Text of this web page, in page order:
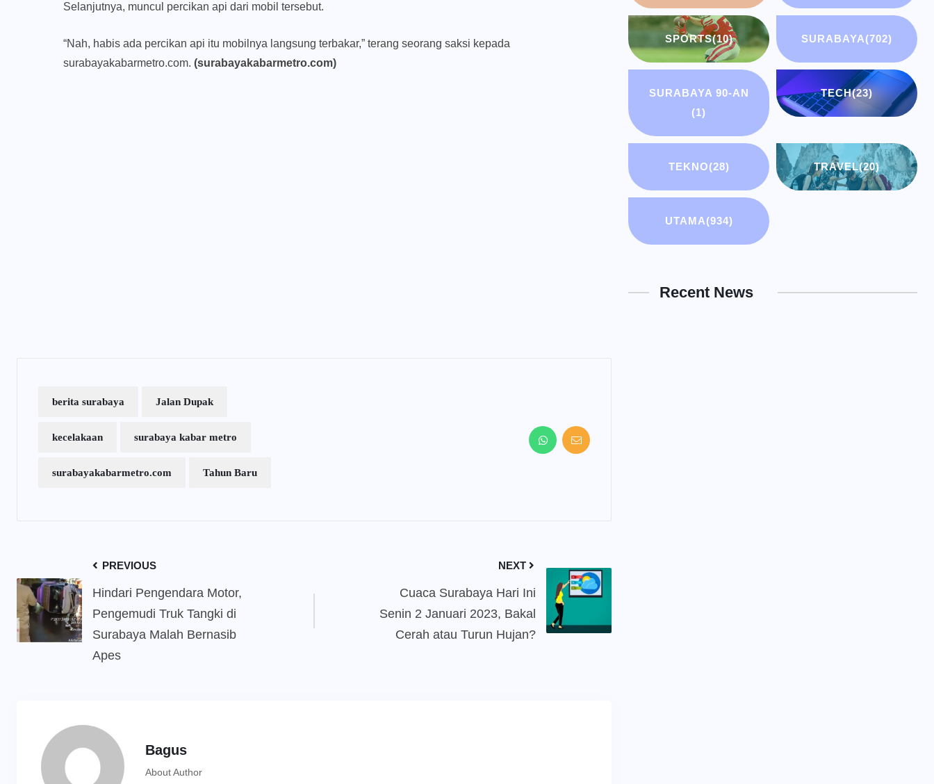
Selanjutnya, muncul percikan api dari mobil tersebut.
“Nah, habis ada percikan api itu mobilnya langsung terbakar,” terang seorang saksi kepada
surabayakabarmetro.com. (surabayakabarmetro.com)
berita surabaya Jalan Dupak
kecelakaan surabaya kabar metro
surabayakabarmetro.com Tahun Baru
PREVIOUS
Hindari Pengendara Motor,
Pengemudi Truk Tangki di
Surabaya Malah Bernasib
Apes
NEXT
Cuaca Surabaya Hari Ini
Senin 2 Januari 2023, Bakal
Cerah atau Turun Hujan?
Bagus
About Author
SPORTS(10) SURABAYA(702)
SURABAYA 90-AN
(1)
TECH(23)
TEKNO(28) TRAVEL(20)
UTAMA(934)
Recent News